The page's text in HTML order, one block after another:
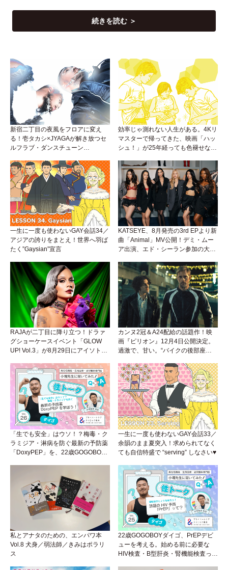
続きを読む ＞
新宿二丁目の夜風をフロアに変え
る！壱タカシ×JYAGAが解き放つセ
ルフラブ・ダンスチューン
効率じゃ測れない人生がある。4Kリ
マスターで帰ってきた、映画「ハッ
シュ！」が25年経っても色褪せない
一生に一度も使わないGAY会話34／
アジアの誇りをまとえ！世界へ羽ば
たく”Gaysian”宣言
KATSEYE、8月発売の3rd EPより新
曲「Animal」MV公開！デミ・ムー
ア出演、エド・シーラン参加の大胆
RAJAが二丁目に降り立つ！ドラァ
グショーケースイベント「GLOW
UP! Vol.3」が8月29日にアイソトー
カンヌ2冠＆A24配給の話題作！映
画『ピリオン』12月4日公開決定。
過激で、甘い。“バイクの後部座
「生でも安全」はウソ！？梅毒・ク
ラミジア・淋病を防ぐ最新の予防薬
「DoxyPEP」を、22歳GOGOBOY
（Vol.26）
一生に一度も使わないGAY会話33／
余韻のまま夏突入！求められてなく
ても自信特盛で “serving” しなさい♥
私とアナタのための、エンパワ本
Vol.8 犬身／弱法師／きみはポラリ
ス
22歳GOGOBOYダイゴ、PrEPデビ
ューを考える。始める前に必要な
HIV検査・B型肝炎・腎機能検査っ